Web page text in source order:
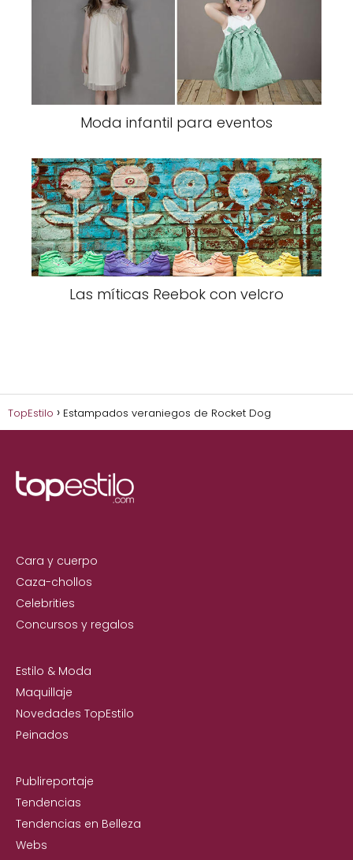
Moda infantil para eventos
Las míticas Reebok con velcro
TopEstilo Estampados veraniegos de Rocket Dog
Cara y cuerpo
Caza-chollos
Celebrities
Concursos y regalos
Estilo & Moda
Maquillaje
Novedades TopEstilo
Peinados
Publireportaje
Tendencias
Tendencias en Belleza
Webs